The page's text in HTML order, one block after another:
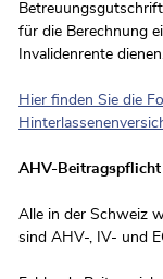
für die Berechnung
Invalidenrente
Hier finden Sie die
AHV-Beitragspflicht
Alle in der Schweiz
sind AHV-, IV- und